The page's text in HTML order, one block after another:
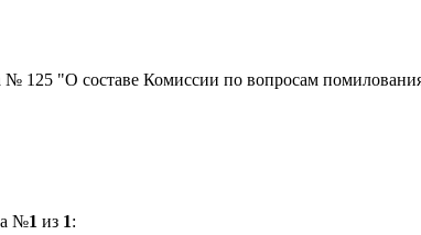
125 "О составе Комиссии по вопросам
№1 из 1: